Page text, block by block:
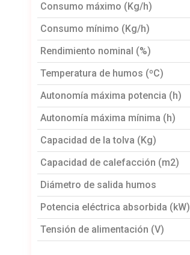
Consumo máximo (Kg/h)
Consumo mínimo (Kg/h)
Rendimiento nominal (%)
Temperatura de humos (ºC)
Autonomía máxima potencia (h)
Autonomía máxima mínima (h)
Capacidad de la tolva (Kg)
Capacidad de calefacción (m2)
Diámetro de salida humos
Potencia eléctrica absorbida (kW)
Tensión de alimentación (V)